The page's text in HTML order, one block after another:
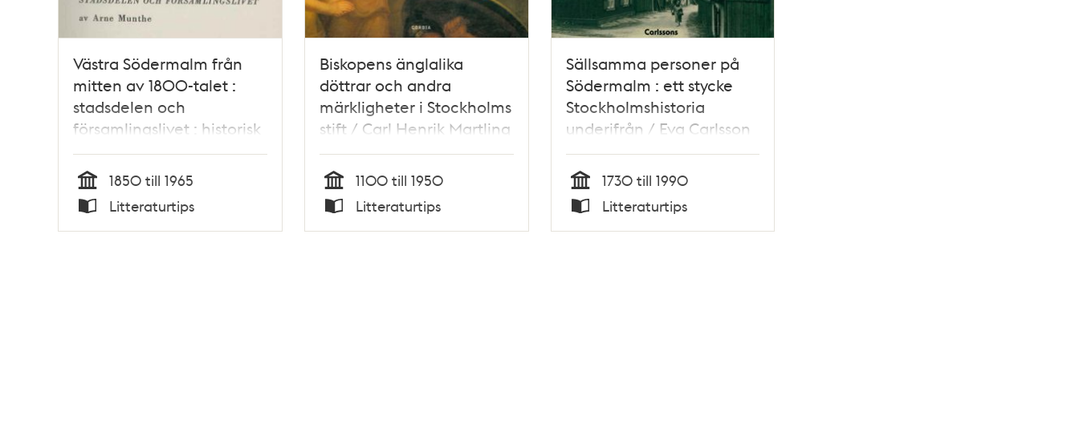
Västra Södermalm från
mitten av 1800-talet :
stadsdelen och
församlingslivet : historisk
skildring / Arne Munthe
Tid
1850 till 1965
Typ
Litteraturtips
Biskopens änglalika
döttrar och andra
märkligheter i Stockholms
stift / Carl Henrik Martling
Tid
1100 till 1950
Typ
Litteraturtips
Sällsamma personer på
Södermalm : ett stycke
Stockholmshistoria
underifrån / Eva Carlsson
Werle
Tid
1730 till 1990
Typ
Litteraturtips